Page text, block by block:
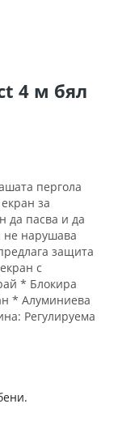
4 м бял
пергола
за
да пасва и да
не нарушава
защита
с
* Блокира
* Алуминиева
Регулируема